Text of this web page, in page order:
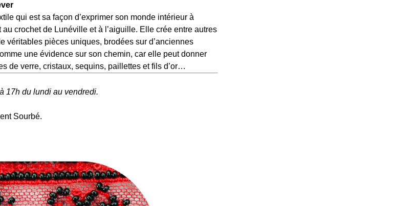
qui est sa façon d’exprimer son monde intérieur à
crochet de Lunéville et à l’aiguille. Elle crée entre autres
véritables pièces uniques, brodées sur d’anciennes
une évidence sur son chemin, car elle peut donner
de verre, cristaux, sequins, paillettes et fils d’or…
17h du lundi au vendredi.
Sourbé.